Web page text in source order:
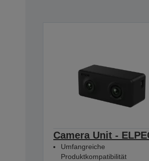
Camera Unit -
Umfangreiche
Produktkompatibilität